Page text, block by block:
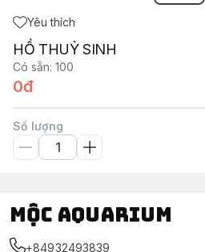
Yêu thích
HỒ THUỶ SINH
Có sẵn: 100
0đ
Số lượng
Mộc Aquarium
+84932493839